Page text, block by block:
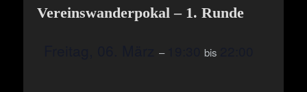
Vereinswanderpokal – 1. Runde
– bis